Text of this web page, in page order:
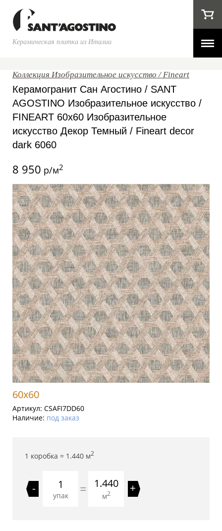
Керамическая плитка из Италии
Коллекция Изобразительное искусство / Fineart
Керамогранит Сан Агостино / SANT
AGOSTINO Изобразительное искусство /
FINEART 60x60 Изобразительное
искусство Декор Темный / Fineart decor
dark 6060
8 950 р/м2
60x60
Артикул: CSAFI7DD60
Наличие: под заказ
1 коробка = 1.440 м2
-
упак = 1.440
м2 +